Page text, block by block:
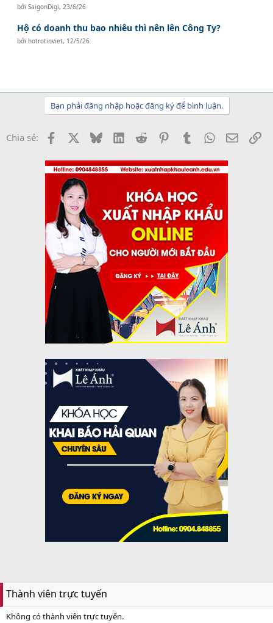
bởiSaigonDigi,23/6/26
Hộ có doanh thu bao nhiêu thì nên lên Công Ty?
bởihotrotinviet, 12/5/26
Bạn phải đăng nhập hoặc đăng ký để bình luận.
Chia sẻ: Facebook BlueskyLinkedInReddit PinterestTumblrWhatsApp
Email
Thành viên trực tuyến
Không có thành viên trực tuyến.